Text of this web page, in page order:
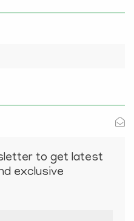
to get latest
exclusive